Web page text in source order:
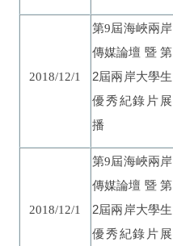
2018/12/1
第9屆海峽兩岸
傳媒論壇 暨 第
2屆兩岸大學生
優秀紀錄片展
播
2018/12/1
第9屆海峽兩岸
傳媒論壇 暨 第
2屆兩岸大學生
優秀紀錄片展